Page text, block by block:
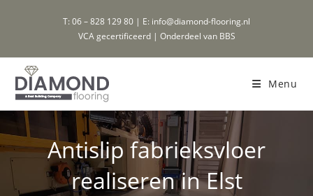
T: 06 – 828 129 80 | E: info@diamond-flooring.nl
VCA gecertificeerd | Onderdeel van BBS
Menu
Antislip fabrieksvloer
realiseren in Elst